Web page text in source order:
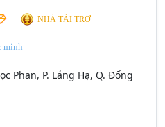
NHÀ TÀI TRỢ
minh
Phan, P. Láng Hạ, Q. Đống